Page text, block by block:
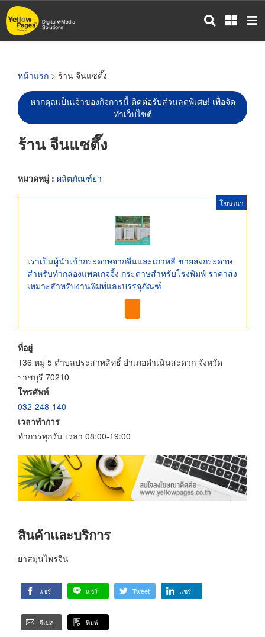
ข้าม
ไป
หน้าแรก > ร้าน จีนแซตึ๊ง
หากคุณเป็นเจ้าของกิจการนี้ ติดต่อรับส่วนลดพิเศษ! เพื่อจัด
ทำเว็บไซต์
ร้าน จีนแซตึ๊ง
หมวดหมู่ : ผลิตภัณฑ์ยา
โฆษณา
เราเป็นผู้นำเข้ากระดาษจากจีนและเกาหลี ขายส่งกระดาษ
สำหรับทำกล่องแพคเกจจิ้ง กระดาษสำหรับโรงพิมพ์ ราคาส่ง
เหมาะสำหรับงานพิมพ์และบรรจุภัณฑ์
ที่อยู่
136 หมู่ 5 ตำบลประสาทสิทธิ์ อำเภอดำเนินสะดวก จังหวัด
ราชบุรี 70210
โทรศัพท์
032-248-140
เวลาทำการ
ทำการทุกวัน เวลา 08:00-19:00
สินค้าและบริการ
ยาสมุนไพรจีน
แชร์ แชร์ Tweet แชร์
อีเมล พิมพ์